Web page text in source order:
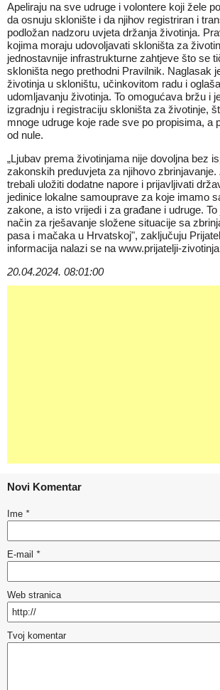
Apeliraju na sve udruge i volontere koji žele
da osnuju sklonište i da njihov registriran i
podložan nadzoru uvjeta držanja životinja.
kojima moraju udovoljavati skloništa za
jednostavnije infrastrukturne zahtjeve što se
skloništa nego prethodni Pravilnik. Naglasak
životinja u skloništu, učinkovitom radu i
udomljavanju životinja. To omogućava bržu i
izgradnju i registraciju skloništa za životinje,
mnoge udruge koje rade sve po propisima, a
od nule.
„Ljubav prema životinjama nije dovoljna bez
zakonskih preduvjeta za njihovo zbrinjavanje.
trebali uložiti dodatne napore i prijavljivati
jedinice lokalne samouprave za koje imamo
zakone, a isto vrijedi i za građane i udruge.
način za rješavanje složene situacije sa
pasa i mačaka u Hrvatskoj", zaključuju
informacija nalazi se na www.prijatelji-
20.04.2024. 08:01:00
Novi Komentar
Ime *
E-mail *
Web stranica
Tvoj komentar